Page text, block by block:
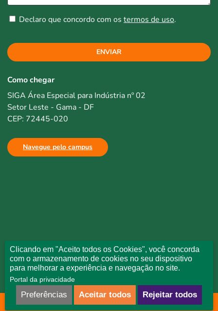
Declaro que concordo com os termos de uso.
ENVIAR
Como chegar
SIGA Área Especial para Indústria nº 02
Setor Leste - Gama - DF
CEP: 72445-020
Navegue pelo campus
Todos direitos reservados © Uniceplac
Clicando em "Aceito todos os Cookies", você concorda
com o armazenamento de cookies no seu dispositivo
para melhorar a experiência e navegação no site.
Portal da privacidade
Preferências Aceitar todos Rejeitar todos